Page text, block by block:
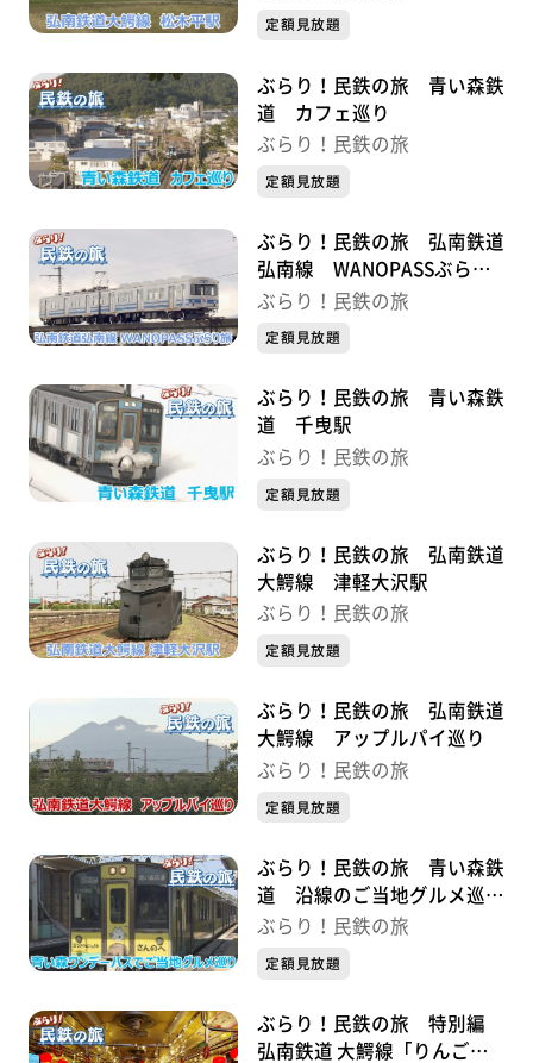
定額見放題
ぶらり！民鉄の旅 青い森鉄
道 カフェ巡り
ぶらり！民鉄の旅
定額見放題
ぶらり！民鉄の旅 弘南鉄道
弘南線 WANOPASSぶらり
旅
ぶらり！民鉄の旅
定額見放題
ぶらり！民鉄の旅 青い森鉄
道 千曳駅
ぶらり！民鉄の旅
定額見放題
ぶらり！民鉄の旅 弘南鉄道
大鰐線 津軽大沢駅
ぶらり！民鉄の旅
定額見放題
ぶらり！民鉄の旅 弘南鉄道
大鰐線 アップルパイ巡り
ぶらり！民鉄の旅
定額見放題
ぶらり！民鉄の旅 青い森鉄
道 沿線のご当地グルメ巡り
の旅
ぶらり！民鉄の旅
定額見放題
ぶらり！民鉄の旅 特別編
弘南鉄道 大鰐線「りんごね